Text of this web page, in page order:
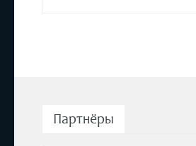
Партнёры